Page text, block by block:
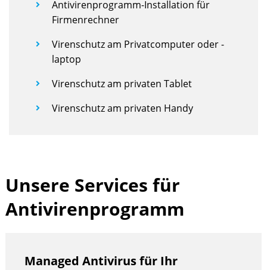
Antivirenprogramm-Installation für
Firmenrechner
Virenschutz am Privatcomputer oder -
laptop
Virenschutz am privaten Tablet
Virenschutz am privaten Handy
Unsere Services für
Antivirenprogramm
Managed Antivirus für Ihr